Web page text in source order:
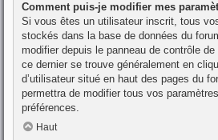
Comment puis-je modifier mes
Si vous êtes un utilisateur inscrit, tous
stockés dans la base de données du
modifier depuis le panneau de contrôle de
ce dernier se trouve généralement en
d’utilisateur situé en haut des pages du
permettra de modifier tous vos
préférences.
Haut